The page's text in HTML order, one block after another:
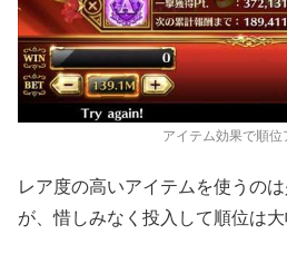
アイテム効果で順位
レア度の高いアイテムを使うの
が、惜しみなく投入して順位は大